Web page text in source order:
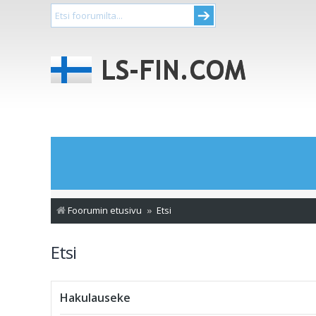
Foorumin etusivu Etsi
Etsi
Hakulauseke